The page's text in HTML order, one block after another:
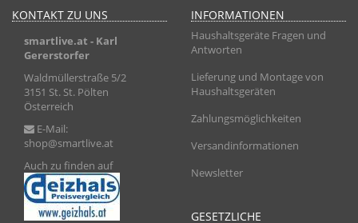
KONTAKT ZU UNS
smartlive.at - Karl
Gererstorfer
Waldmüllerstraße 5/2
3151 St. St. Pölten
Österreich
E-Mail:
shop@smartlive.at
Auch zu finden auf
INFORMATIONEN
Haushaltsgeräte Fragen und
Antworten
Lieferung und Montage von
Haushaltsgeräten
Zahlungsmöglichkeiten
Versandinformationen
Newsletter
GESETZLICHE